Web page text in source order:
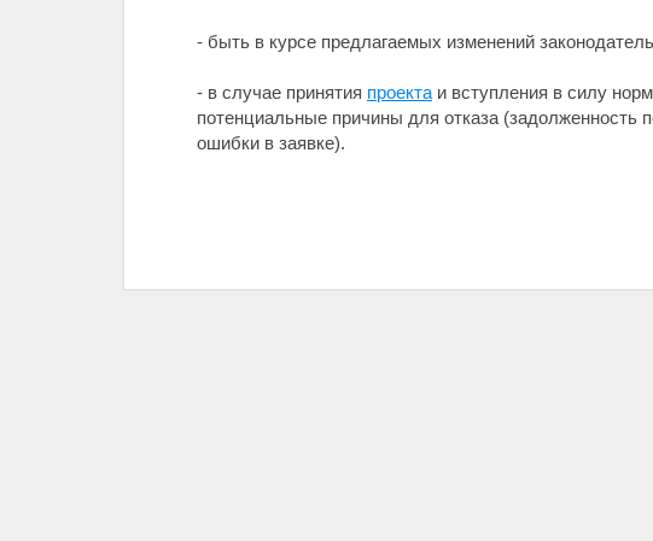
- быть в курсе предлагаемых изменений
- в случае принятия проекта и вступления в силу
потенциальные причины для отказа
ошибки в заявке).